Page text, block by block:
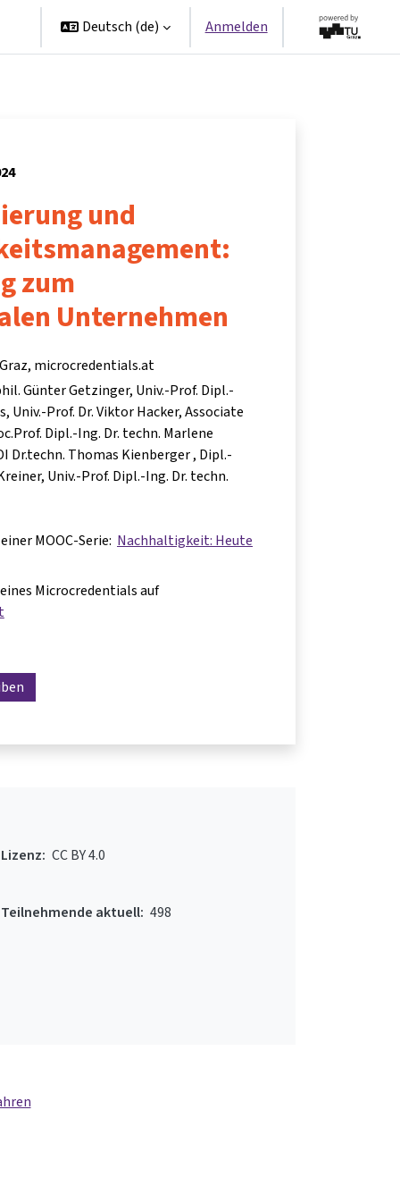
Deutsch ‎(de)‎ Anmelden
und
zum
Unternehmen
microcredentials.at
Günter Getzinger Univ.-Prof. Dipl.-
Univ.-Prof. Dr. Viktor Hacker Associate
Dipl.-Ing. Dr. techn. Marlene
Dr.techn. Thomas Kienberger Dipl.-
Univ.-Prof. Dipl.-Ing. Dr. techn.
MOOC-Serie: Nachhaltigkeit: Heute
Microcredentials auf
Teilnehmende aktuell: 498
Lizenz: CC BY 4.0